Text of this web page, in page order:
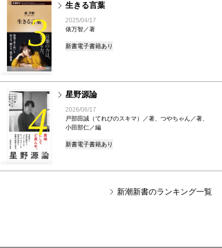
3
生きる言葉
2025/04/17
俵万智／著
新書電子書籍あり
4
星野源論
2026/06/17
戸部田誠（てれびのスキマ）／著、つやちゃん／著、
小田部仁／編
新書電子書籍あり
新潮新書のランキング一覧